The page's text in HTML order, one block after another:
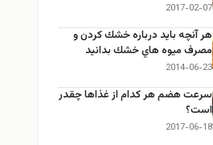
2017-02-07
هر آنچه بايد درباره خشك كردن و
مصرف ميوه هاي خشك بدانيد
2014-06-23
سرعت هضم هر کدام از غذاها چقدر
است؟
2017-06-18